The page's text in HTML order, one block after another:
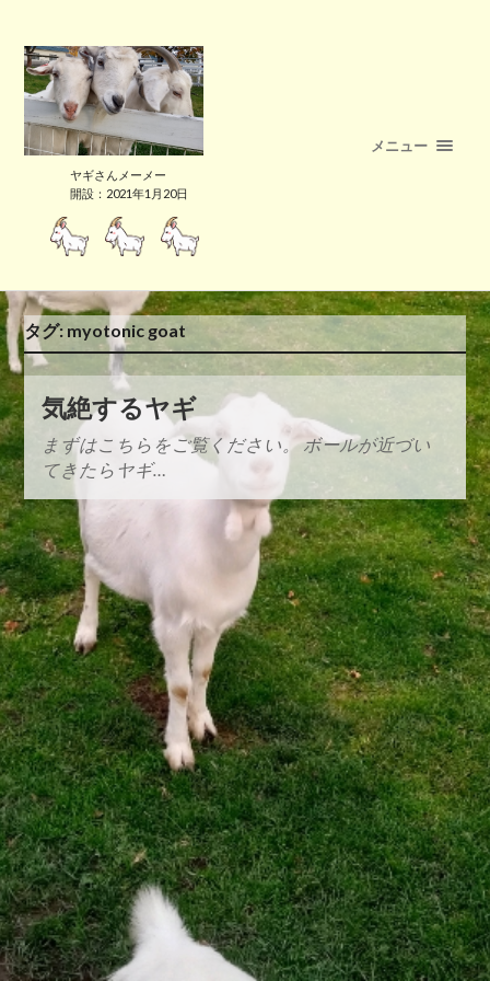
ヤギさんメーメー
開設：2021年1月20日
メニュー
タグ: myotonic goat
気絶するヤギ
まずはこちらをご覧ください。 ボールが近づい
てきたらヤギ…